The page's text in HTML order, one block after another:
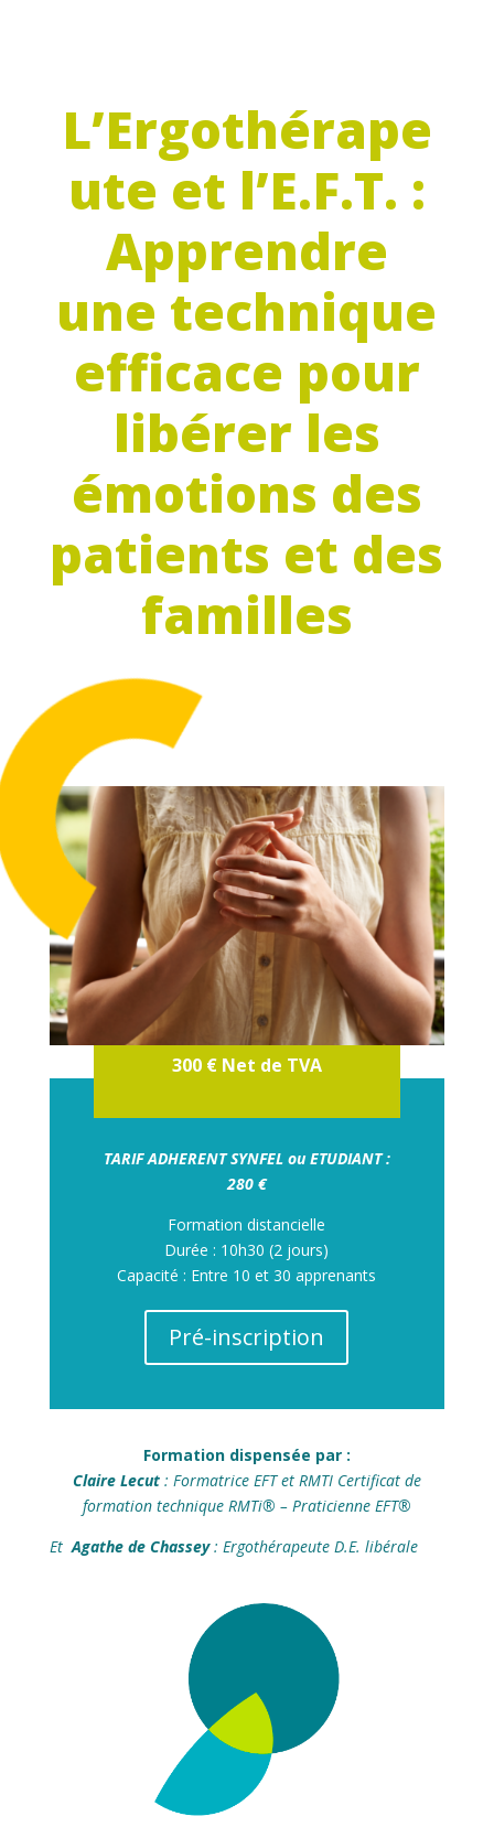
L’Ergothérape
ute et l’E.F.T. :
Apprendre
une technique
efficace pour
libérer les
émotions des
patients et des
familles
300 € Net de TVA
TARIF ADHERENT SYNFEL ou ETUDIANT :
280 €
Formation distancielle
Durée : 10h30 (2 jours)
Capacité : Entre 10 et 30 apprenants
Pré-inscription
Formation dispensée par :
Claire Lecut: Formatrice EFT et RMTI Certificat de
formation technique RMTi® – Praticienne EFT®
EtAgathe de Chassey: Ergothérapeute D.E. libérale